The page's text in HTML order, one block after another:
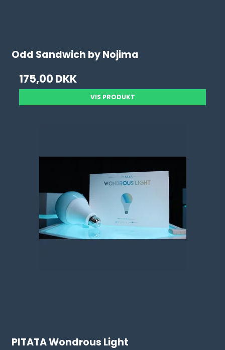
Odd Sandwich by Nojima
175,00 DKK
VIS PRODUKT
PITATA Wondrous Light